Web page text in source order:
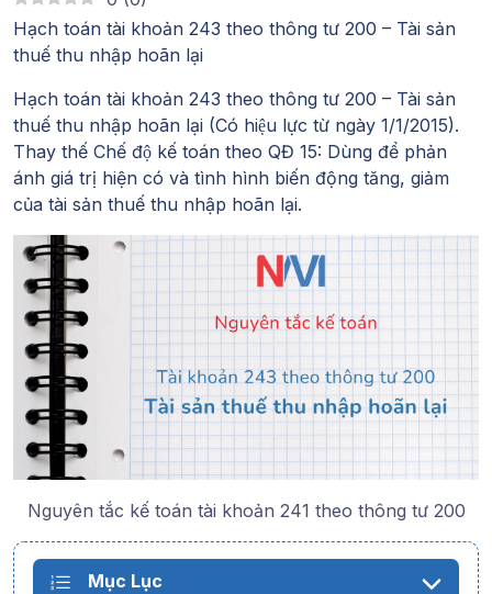
Hạch toán tài khoản 243 theo thông tư 200 – Tài sản
thuế thu nhập hoãn lại
Hạch toán tài khoản 243 theo thông tư 200 – Tài sản
thuế thu nhập hoãn lại (Có hiệu lực từ ngày 1/1/2015).
Thay thế Chế độ kế toán theo QĐ 15: Dùng để phản
ánh giá trị hiện có và tình hình biến động tăng, giảm
của tài sản thuế thu nhập hoãn lại.
Nguyên tắc kế toán tài khoản 241 theo thông tư 200
Mục Lục